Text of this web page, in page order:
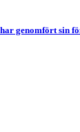
genomfört sin